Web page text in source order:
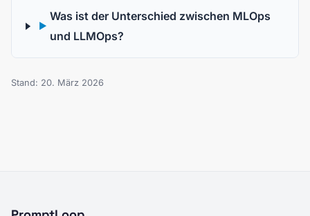
▶
Was ist der Unterschied zwischen MLOps
und LLMOps?
Stand: 20. März 2026